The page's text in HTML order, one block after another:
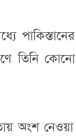
পাকিস্তানের
তিনি কোনো
অংশ নেওয়া।